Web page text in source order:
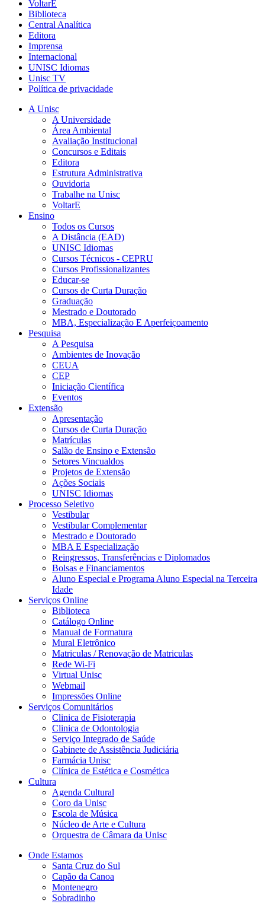
VoltarE
Biblioteca
Central Analítica
Editora
Imprensa
Internacional
UNISC Idiomas
Unisc TV
Política de privacidade
A Unisc
A Universidade
Área Ambiental
Avaliação Institucional
Concursos e Editais
Editora
Estrutura Administrativa
Ouvidoria
Trabalhe na Unisc
VoltarE
Ensino
Todos os Cursos
A Distância (EAD)
UNISC Idiomas
Cursos Técnicos - CEPRU
Cursos Profissionalizantes
Educar-se
Cursos de Curta Duração
Graduação
Mestrado e Doutorado
MBA, Especialização E Aperfeiçoamento
Pesquisa
A Pesquisa
Ambientes de Inovação
CEUA
CEP
Iniciação Científica
Eventos
Extensão
Apresentação
Cursos de Curta Duração
Matrículas
Salão de Ensino e Extensão
Setores Vincualdos
Projetos de Extensão
Ações Sociais
UNISC Idiomas
Processo Seletivo
Vestibular
Vestibular Complementar
Mestrado e Doutorado
MBA E Especialização
Reingressos, Transferências e Diplomados
Bolsas e Financiamentos
Aluno Especial e Programa Aluno Especial na Terceira
Idade
Serviços Online
Biblioteca
Catálogo Online
Manual de Formatura
Mural Eletrônico
Matriculas / Renovação de Matriculas
Rede Wi-Fi
Virtual Unisc
Webmail
Impressões Online
Serviços Comunitários
Clinica de Fisioterapia
Clinica de Odontologia
Serviço Integrado de Saúde
Gabinete de Assistência Judiciária
Farmácia Unisc
Clínica de Estética e Cosmética
Cultura
Agenda Cultural
Coro da Unisc
Escola de Música
Núcleo de Arte e Cultura
Orquestra de Câmara da Unisc
Onde Estamos
Santa Cruz do Sul
Capão da Canoa
Montenegro
Sobradinho